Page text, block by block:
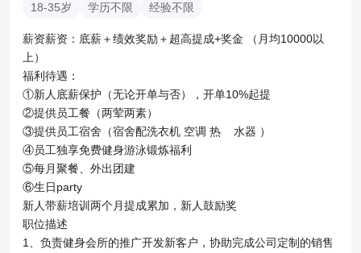
18-35岁 学历不限 经验不限
薪资薪资：底薪＋绩效奖励＋超高提成+奖金 （月均10000以
上）
福利待遇：
①新人底薪保护（无论开单与否），开单10%起提
②提供员工餐（两荤两素）
③提供员工宿舍（宿舍配洗衣机 空调 热    水器 ）
④员工独享免费健身游泳锻炼福利
⑤每月聚餐、外出团建
⑥生日party
新人带薪‎培训两个‎月提成累‎加，新人鼓‎励‎奖
职位描述
1、负责健身会所的推广开发新客户，协助完成公司定制的销售